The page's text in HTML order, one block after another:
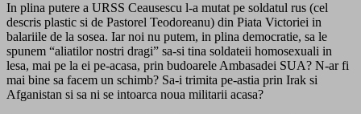
In plina putere a URSS Ceausescu l-a mutat pe soldatul rus (cel
descris plastic si de Pastorel Teodoreanu) din Piata Victoriei in
balariile de la sosea. Iar noi nu putem, in plina democratie, sa le
spunem “aliatilor nostri dragi” sa-si tina soldateii homosexuali in
lesa, mai pe la ei pe-acasa, prin budoarele Ambasadei SUA? N-ar fi
mai bine sa facem un schimb? Sa-i trimita pe-astia prin Irak si
Afganistan si sa ni se intoarca noua militarii acasa?